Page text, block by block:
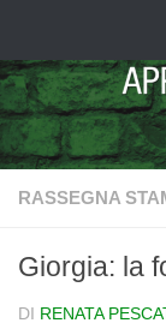
RASSEGNA
Giorgia: la
DI RENATA